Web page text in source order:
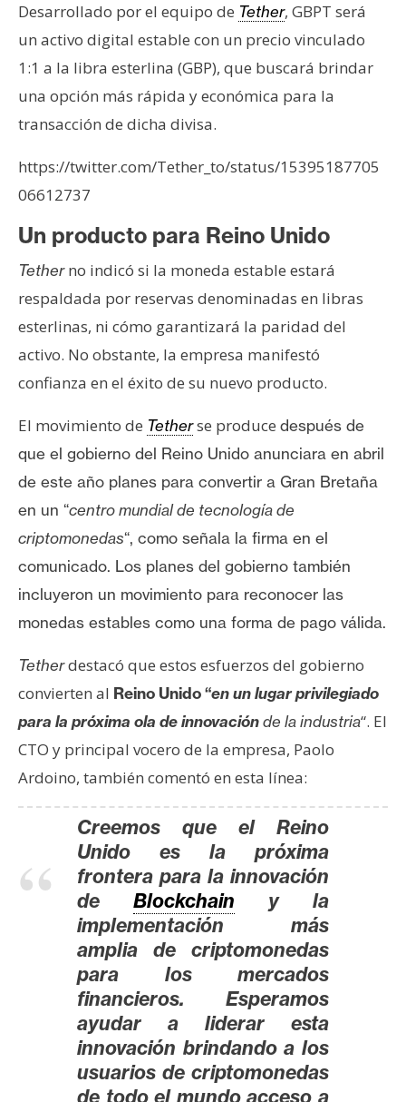
a
s
d
e
r
e
s
a
T
m
a
s
e
c
u
r
s
o
s
C
o
t
a
c
t
Desarrollado por el equipo de Tether, GBPT será
un activo digital estable con un precio vinculado
1:1 a la libra esterlina (GBP), que buscará brindar
una opción más rápida y económica para la
transacción de dicha divisa.
https://twitter.com/Tether_to/status/15395187705
06612737
Un producto para Reino Unido
Tetherno indicó si la moneda estable estará
respaldada por reservas denominadas en libras
esterlinas, ni cómo garantizará la paridad del
activo. No obstante, la empresa manifestó
confianza en el éxito de su nuevo producto.
El movimiento de Tetherse produce después de
que el gobierno del Reino Unido anunciara en abril
de este año planes para convertir a Gran Bretaña
en un “centro mundial de tecnología de
criptomonedas“, como señala la firma en el
comunicado. Los planes del gobierno también
incluyeron un movimiento para reconocer las
monedas estables como una forma de pago válida.
Tetherdestacó que estos esfuerzos del gobierno
convierten al Reino Unido “en un lugar privilegiado
para la próxima ola de innovaciónde la industria“. El
CTO y principal vocero de la empresa, Paolo
Ardoino, también comentó en esta línea:
Creemos que el Reino
Unido es la próxima
frontera para la innovación
de Blockchain y la
implementación más
amplia de criptomonedas
para los mercados
financieros. Esperamos
ayudar a liderar esta
innovación brindando a los
usuarios de criptomonedas